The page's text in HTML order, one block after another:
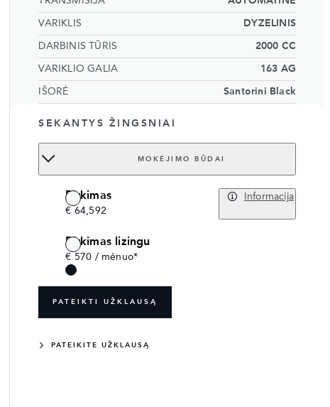
VARIKLIS DYZELINIS
DARBINIS TŪRIS 2000 CC
VARIKLIO GALIA 163 AG
IŠORĖ Santorini Black
VIDUS
Cloud/Ebony interior with grained leather
KĖBULO NUMERIS (VIN) SALZA2BN0TH006503
Order no. 18586974
SEKANTYS ŽINGSNIAI
MOKĖJIMO BŪDAI
Pirkimas
€ 64,592
Informacija
Pirkimas lizingu
€ 570 / mėnuo*
PATEIKTI UŽKLAUSĄ
PATEIKITE UŽKLAUSĄ